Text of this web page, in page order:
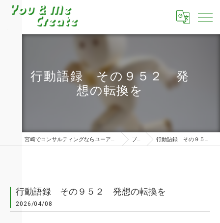
行動語録 その９５２ 発
想の転換を
宮崎でコンサルティングならユーアンドミークリエイト株式会社 ブログ 行動語録 その９５２ 発想の転換を
行動語録 その９５２ 発想の転換を
2026/04/08